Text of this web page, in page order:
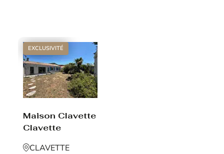
EXCLUSIVITÉ
Maison Clavette
Clavette
CLAVETTE